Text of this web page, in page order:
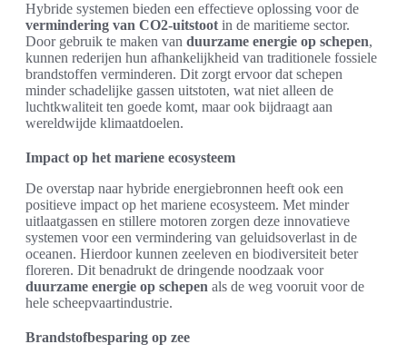
Hybride systemen bieden een effectieve oplossing voor de
vermindering van CO2-uitstoot in de maritieme sector.
Door gebruik te maken van duurzame energie op schepen,
kunnen rederijen hun afhankelijkheid van traditionele fossiele
brandstoffen verminderen. Dit zorgt ervoor dat schepen
minder schadelijke gassen uitstoten, wat niet alleen de
luchtkwaliteit ten goede komt, maar ook bijdraagt aan
wereldwijde klimaatdoelen.
Impact op het mariene ecosysteem
De overstap naar hybride energiebronnen heeft ook een
positieve impact op het mariene ecosysteem. Met minder
uitlaatgassen en stillere motoren zorgen deze innovatieve
systemen voor een vermindering van geluidsoverlast in de
oceanen. Hierdoor kunnen zeeleven en biodiversiteit beter
floreren. Dit benadrukt de dringende noodzaak voor
duurzame energie op schepen als de weg vooruit voor de
hele scheepvaartindustrie.
Brandstofbesparing op zee